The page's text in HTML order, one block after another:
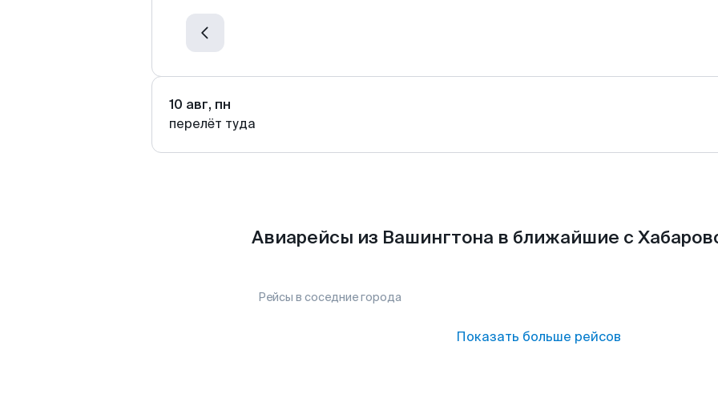
10 авг, пн
перелёт туда
Авиарейсы из Вашингтона в ближайшие с
Рейсы в соседние города
Показать больше рейсов